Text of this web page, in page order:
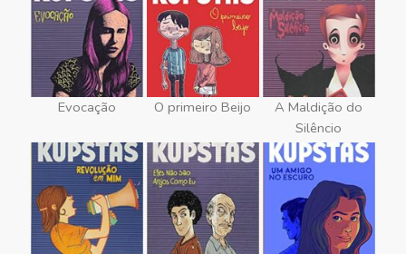
Evocação O primeiro Beijo
A Maldição do
Silêncio